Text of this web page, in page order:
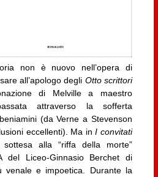
non è nuovo nell’opera di
all’apologo degli Otto scrittori
di Melville a maestro
attraverso la sofferta
(da Verne a Stevenson
eccellenti). Ma inI convitati
sottesa alla “riffa della morte”
del Liceo-Ginnasio Berchet di
venale e impoetica. Durante la